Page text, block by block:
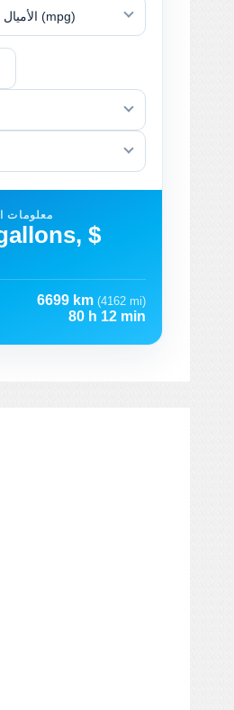
الأميال في الجالون (mpg)
معلومات
$
6699 km (4162 mi)
80 h 12 min